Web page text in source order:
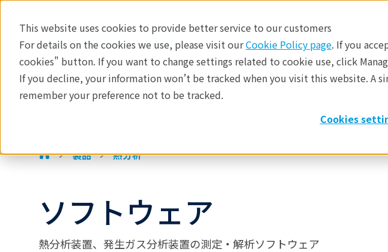
This website uses cookies to provide better service to our customers
For details on the cookies we use, please visit ourCookie Policy page. If you
cookies" button. If you want to change settings related to cookie use, click
If you decline, your information won’t be tracked when you visit this website. A
remember your preference not to be tracked.
Cookies
製品 産業分野​ 分析手法​ 参考資料
熱分析装置
ラーニング
製品
お問合せ
製品 熱分析
ソフトウェア
熱分析装置、発生ガス分析装置の測定・解析ソフトウェア